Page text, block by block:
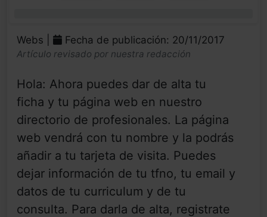
Webs | Fecha de publicación: 20/11/2017
Artículo revisado por nuestra redacción
Hola: Ahora puedes dar de alta tu
ficha y tu página web en nuestro
directorio de profesionales. La página
web vendrá con tu nombre y la podrás
añadir a tu tarjeta de visita. Puedes
dejar información de tu tfno, tu email y
datos de tu curriculum y de tu
consulta. Para darla de alta, registrate